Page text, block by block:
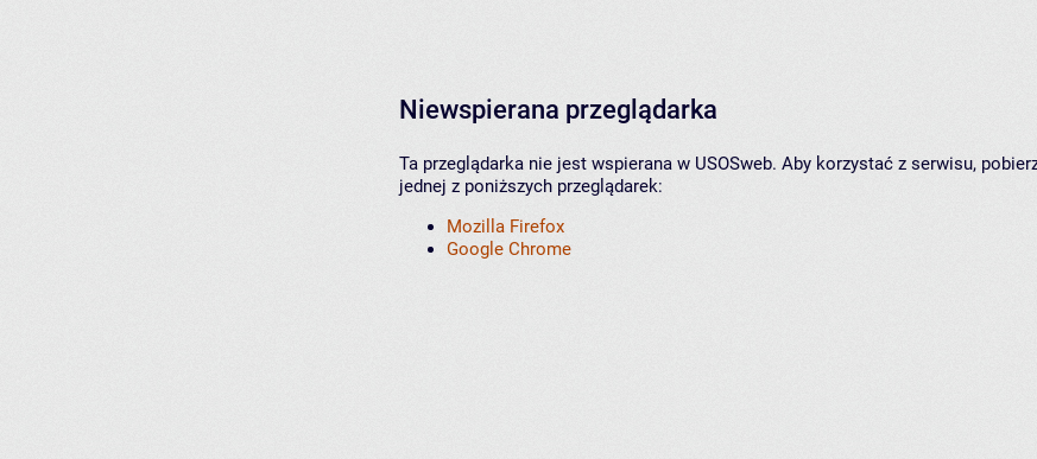
Niewspierana przeglądarka
Ta przeglądarka nie jest wspierana w USOSweb. Aby korzystać z serwisu,
jednej z poniższych przeglądarek:
Mozilla Firefox
Google Chrome